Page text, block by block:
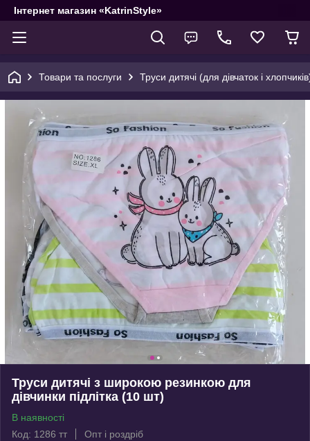
Інтернет магазин «KatrinStyle»
Товари та послуги Труси дитячі (для дівчаток і
Труси дитячі з широкою резинкою для
дівчинки підлітка (10 шт)
В наявності
Код: 1286 тт
Опт і роздріб